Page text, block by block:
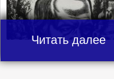
Читать далее